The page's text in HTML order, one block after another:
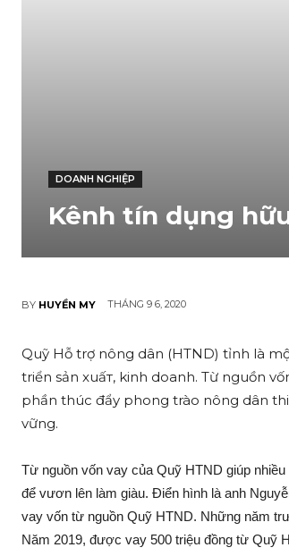
DOANH NGHIỆP
Kênh tín dụng
BY HUYỀN MY THÁNG 9 6, 2020
Quỹ Hỗ trợ nông dân (HTND) tỉnh là
triển sản xuấ‌т, kinh doanh. Từ nguồn
phần thúc đẩy phong trào nông dân
vững.
Từ nguồn vốn vay của Quỹ HTND giúp
để vươn lên làm giàu. Điển hình là anh
vay vốn từ nguồn Quỹ HTND. Những năm
Năm 2019, được vay 500 triệu đồng từ Quỹ